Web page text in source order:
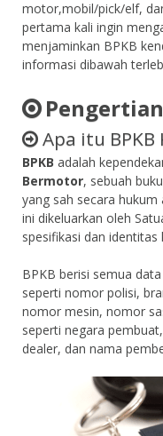
motor,mobil/pick/elf,
pertama kali ingin
menjaminkan BPKB
informasi dibawah
Apa itu BPKB
BPKB adalah
Bermotor, sebuah
yang sah secara
ini dikeluarkan oleh
spesifikasi dan identitas
BPKB berisi semua
seperti nomor polisi,
nomor mesin, nomor
seperti negara
dealer, dan nama